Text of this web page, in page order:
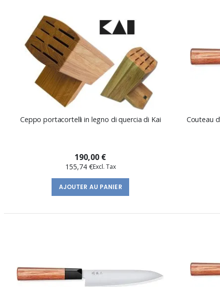
Ceppo portacortelli in legno di quercia di Kai
190,00 €
155,74 €
AJOUTER AU PANIER
Couteau